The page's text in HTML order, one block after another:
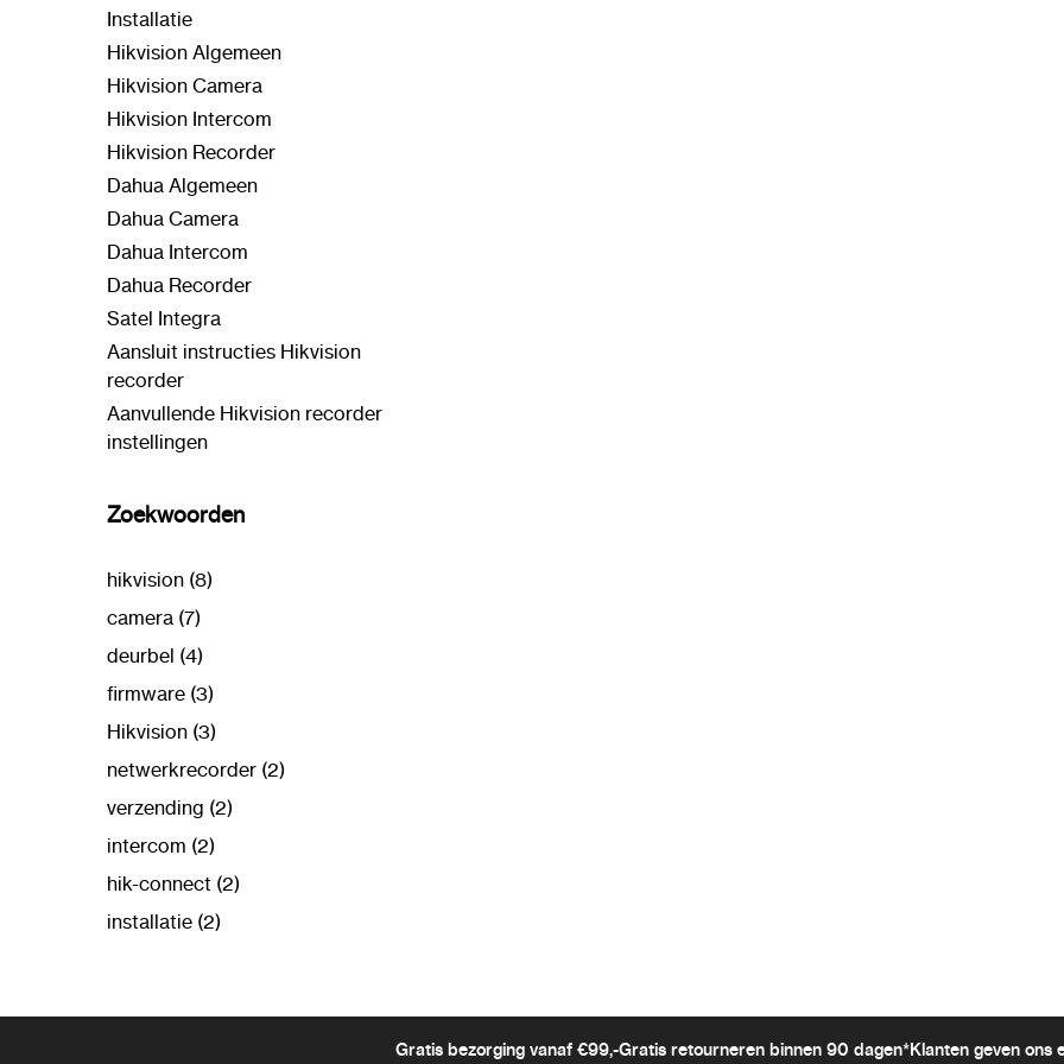
Installatie
Hikvision Algemeen
Hikvision Camera
Hikvision Intercom
Hikvision Recorder
Dahua Algemeen
Dahua Camera
Dahua Intercom
Dahua Recorder
Satel Integra
Aansluit instructies Hikvision
recorder
Aanvullende Hikvision recorder
instellingen
Zoekwoorden
hikvision (8)
camera (7)
deurbel (4)
firmware (3)
Hikvision (3)
netwerkrecorder (2)
verzending (2)
intercom (2)
hik-connect (2)
installatie (2)
Gratis bezorging vanaf €99,-Gratis retourneren binnen 90 dagen*Klanten geven ons